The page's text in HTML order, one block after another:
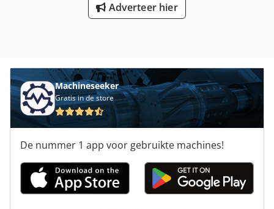
Adverteer hier
Machineseeker
Gratis in de store
De nummer 1 app voor gebruikte machines!